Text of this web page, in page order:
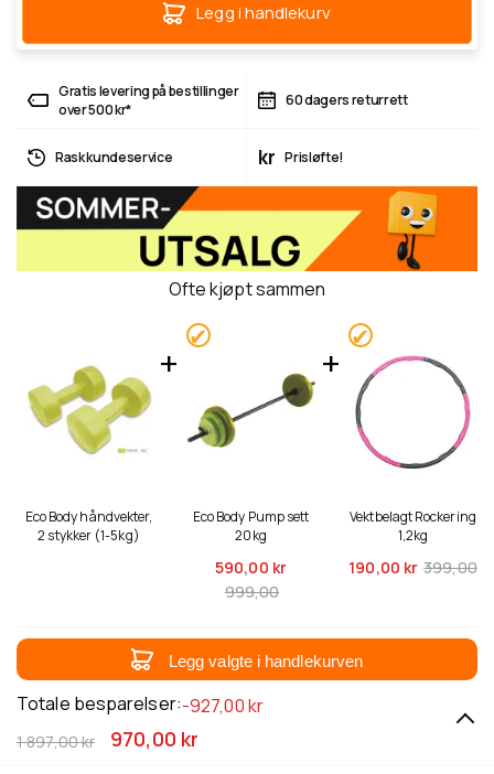
Legg i handlekurv
Gratis levering på bestillinger
over 500 kr*
60 dagers returrett
Rask kundeservice kr Prisløfte!
Ofte kjøpt sammen
Eco Body håndvekter,
2 stykker (1-5kg)
Eco Body Pump sett
20kg
590,00 kr
999,00
Vektbelagt Rockering
1,2kg
190,00 kr 399,00
Legg valgte i handlekurven
Totale besparelser:-927,00 kr
970,00 kr
1 897,00 kr